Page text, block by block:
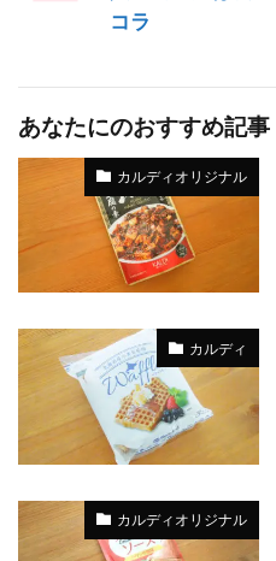
コラ
あなたにのおすすめ記事
カルディオリジナル
カルディ
カルディオリジナル